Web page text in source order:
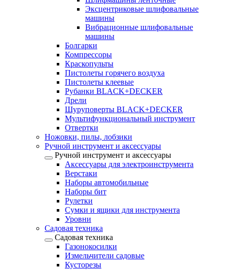
Эксцентриковые шлифовальные
машины
Вибрационные шлифовальные
машины
Болгарки
Компрессоры
Краскопульты
Пистолеты горячего воздуха
Пистолеты клеевые
Рубанки BLACK+DECKER
Дрели
Шуруповерты BLACK+DECKER
Мультифункциональный инструмент
Отвертки
Ножовки, пилы, лобзики
Ручной инструмент и аксессуары
Ручной инструмент и аксессуары
Аксессуары для электроинструмента
Верстаки
Наборы автомобильные
Наборы бит
Рулетки
Сумки и ящики для инструмента
Уровни
Садовая техника
Садовая техника
Газонокосилки
Измельчители садовые
Кусторезы